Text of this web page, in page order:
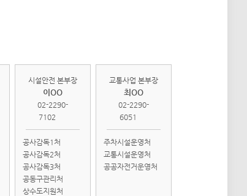
시설안전 본부장
이OO
02-2290-
7102
공사감독1처
공사감독2처
공사감독3처
공동구관리처
상수도지원처
교통사업 본부장
최OO
02-2290-
6051
주차시설운영처
교통시설운영처
공공자전거운영처